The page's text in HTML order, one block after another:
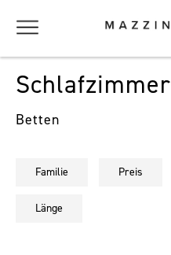
Schlafzimmer
Betten
Familie Preis
Länge